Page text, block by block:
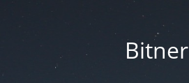
Bitner